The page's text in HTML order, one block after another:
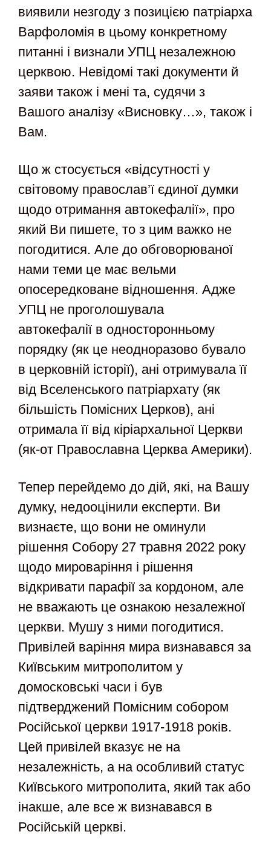
виявили незгоду з позицією патріарха
Варфоломія в цьому конкретному
питанні і визнали УПЦ незалежною
церквою. Невідомі такі документи й
заяви також і мені та, судячи з
Вашого аналізу «Висновку…», також і
Вам.
Що ж стосується «відсутності у
світовому православ’ї єдиної думки
щодо отримання автокефалії», про
який Ви пишете, то з цим важко не
погодитися. Але до обговорюваної
нами теми це має вельми
опосередковане відношення. Адже
УПЦ не проголошувала
автокефалії в односторонньому
порядку (як це неодноразово бувало
в церковній історії), ані отримувала її
від Вселенського патріархату (як
більшість Помісних Церков), ані
отримала її від кіріархальної Церкви
(як-от Православна Церква Америки).
Тепер перейдемо до дій, які, на Вашу
думку, недооцінили експерти. Ви
визнаєте, що вони не оминули
рішення Собору 27 травня 2022 року
щодо мироваріння і рішення
відкривати парафії за кордоном, але
не вважають це ознакою незалежної
церкви. Мушу з ними погодитися.
Привілей варіння мира визнавався за
Київським митрополитом у
домосковські часи і був
підтверджений Помісним собором
Російської церкви 1917-1918 років.
Цей привілей вказує не на
незалежність, а на особливий статус
Київського митрополита, який так або
інакше, але все ж визнавався в
Російській церкві.